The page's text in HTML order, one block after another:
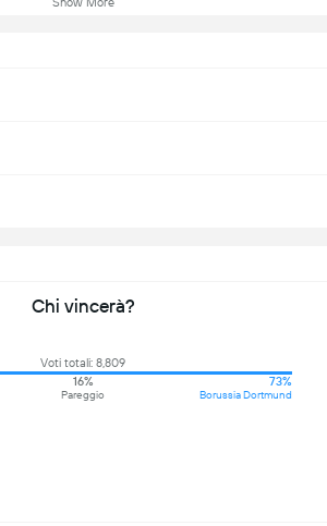
Chi vincerà?
Voti totali: 8,809
16%
Pareggio
73%
Borussia Dortmund